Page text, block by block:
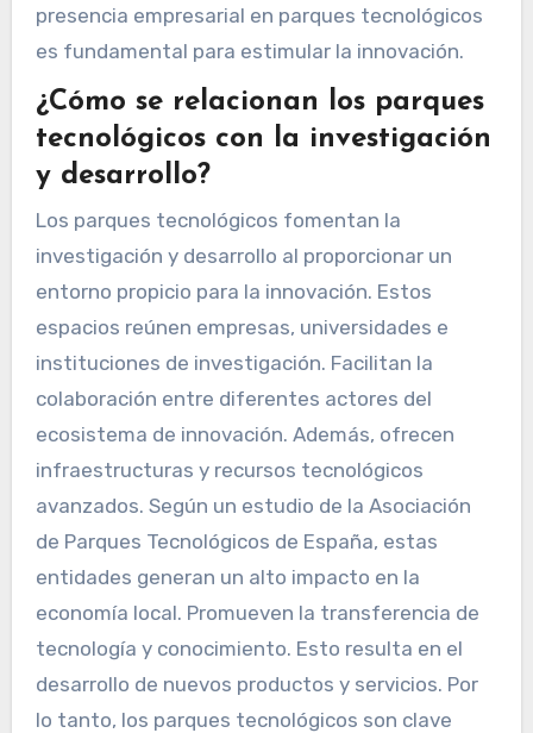
presencia empresarial en parques tecnológicos
es fundamental para estimular la innovación.
¿Cómo se relacionan los parques
tecnológicos con la investigación
y desarrollo?
Los parques tecnológicos fomentan la
investigación y desarrollo al proporcionar un
entorno propicio para la innovación. Estos
espacios reúnen empresas, universidades e
instituciones de investigación. Facilitan la
colaboración entre diferentes actores del
ecosistema de innovación. Además, ofrecen
infraestructuras y recursos tecnológicos
avanzados. Según un estudio de la Asociación
de Parques Tecnológicos de España, estas
entidades generan un alto impacto en la
economía local. Promueven la transferencia de
tecnología y conocimiento. Esto resulta en el
desarrollo de nuevos productos y servicios. Por
lo tanto, los parques tecnológicos son clave